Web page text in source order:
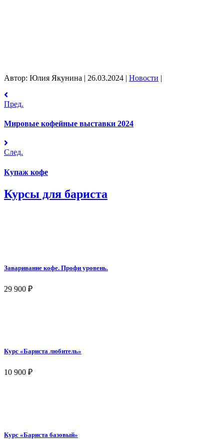
Автор: Юлия Якунина | 26.03.2024 | Новости |
Пред.
Мировые кофейные выставки 2024
След.
Купаж кофе
Курсы для бариста
Заваривание кофе. Профи уровень.
29 900 ₽
Курс «Бариста любитель»
10 900 ₽
Курс «Бариста базовый»